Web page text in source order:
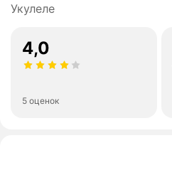
Укулеле
4,0
5 оценок